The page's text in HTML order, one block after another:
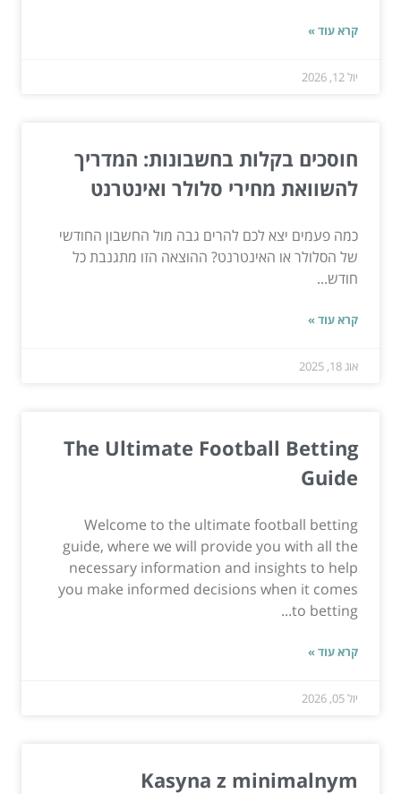
קרא עוד »
יול 12, 2026
חוסכים בקלות בחשבונות: המדריך
להשוואת מחירי סלולר ואינטרנט
כמה פעמים יצא לכם להרים גבה מול החשבון החודשי
של הסלולר או האינטרנט? ההוצאה הזו מתגנבת כל
חודש...
קרא עוד »
אוג 18, 2025
The Ultimate Football Betting
Guide
Welcome to the ultimate football betting
guide, where we will provide you with all the
necessary information and insights to help
you make informed decisions when it comes
to betting...
קרא עוד »
יול 05, 2026
Kasyna z minimalnym